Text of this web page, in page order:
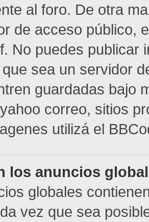
al foro. De otra
de acceso público,
No puedes publicar
sea un servidor
guardadas bajo
correo, sitios
utilizá el
los anuncios
globales
vez que sea